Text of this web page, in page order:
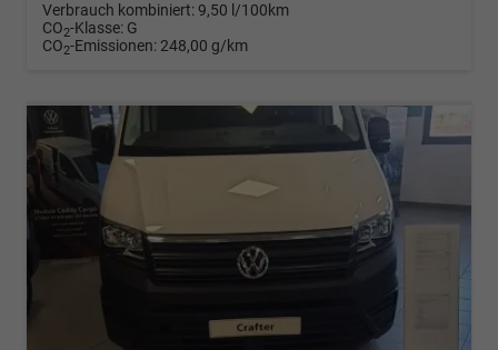
Verbrauch kombiniert:9,50 l/100km
CO2-Klasse: G
CO2-Emissionen: 248,00 g/km